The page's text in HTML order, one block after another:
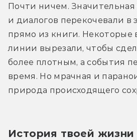
Почти ничем. Значительная
и диалогов перекочевали в
прямо из книги. Некоторые
линии вырезали, чтобы
более плотным, а события
время. Но мрачная и
природа происходящего
История твоей жизни